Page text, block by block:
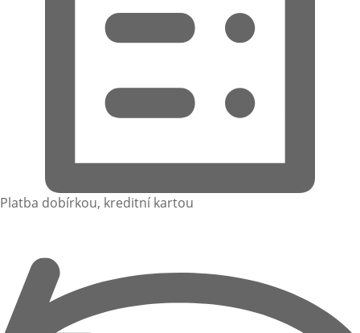
Platba dobírkou, kreditní kartou